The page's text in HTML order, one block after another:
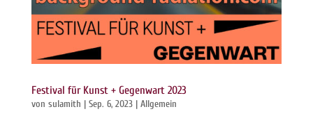
Festival für Kunst + Gegenwart 2023
von sulamith | Sep. 6, 2023| Allgemein